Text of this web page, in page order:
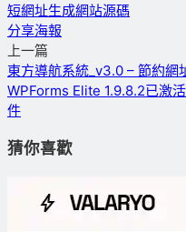
短網址生成網站源碼
分享海報
上一篇
東方導航系統_v3.0 – 節約網
WPForms Elite 1.9.8.2已激
件
猜你喜歡